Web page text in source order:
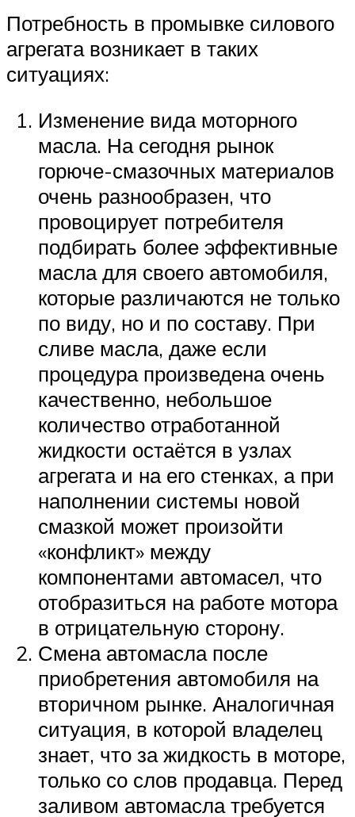
Потребность в промывке силового
агрегата возникает в таких
ситуациях:
Изменение вида моторного
масла. На сегодня рынок
горюче-смазочных материалов
очень разнообразен, что
провоцирует потребителя
подбирать более эффективные
масла для своего автомобиля,
которые различаются не только
по виду, но и по составу. При
сливе масла, даже если
процедура произведена очень
качественно, небольшое
количество отработанной
жидкости остаётся в узлах
агрегата и на его стенках, а при
наполнении системы новой
смазкой может произойти
«конфликт» между
компонентами автомасел, что
отобразиться на работе мотора
в отрицательную сторону.
Смена автомасла после
приобретения автомобиля на
вторичном рынке. Аналогичная
ситуация, в которой владелец
знает, что за жидкость в моторе,
только со слов продавца. Перед
заливом автомасла требуется